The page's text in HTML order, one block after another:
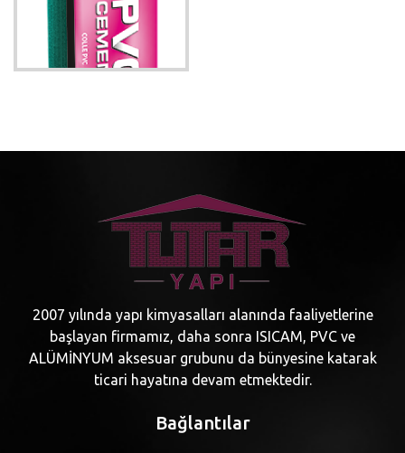
2007 yılında yapı kimyasalları alanında faaliyetlerine
başlayan firmamız, daha sonra ISICAM, PVC ve
ALÜMİNYUM aksesuar grubunu da bünyesine katarak
ticari hayatına devam etmektedir.
Bağlantılar